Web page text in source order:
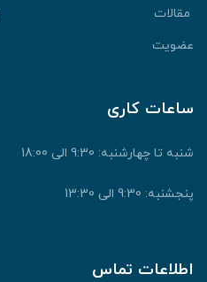
مقالات
عضویت
ساعات کاری
شنبه تا چهارشنبه: 9:30 الی 18:00
پنجشنبه: 9:30 الی 13:30
اطلاعات تماس